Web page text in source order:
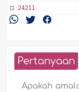
24211
Pertanyaan
Apakah